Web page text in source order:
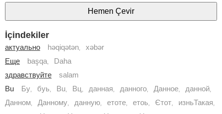
İçindekiler
актуально həqiqətən, xəbər
Еще
başqa, Daha
здравствуйте
salam
Bu
Бу, буь, Вu, Вц , данная, данного, Данное, данной,
Данном, Данному, данную, етоте, етоь, Єтот, изньТакая,